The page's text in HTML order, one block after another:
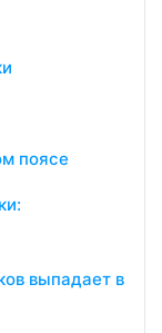
поясе
выпадает в